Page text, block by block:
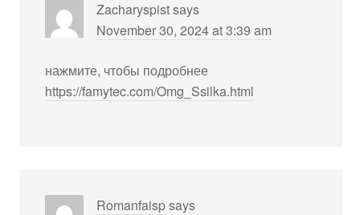
Zacharyspistsays
November 30, 2024 at 3:39 am
нажмите, чтобы подробнее
https://famytec.com/Omg_Ssilka.html
Romanfaispsays